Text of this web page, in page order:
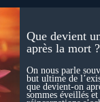
troublantes : visions
présence
protocoles
relié à bien plus
d’une
faut-il accepter
et rigueur…
Que devient
après la mort ?
On nous parle
but ultime de
que devient-on
sommes éveillés